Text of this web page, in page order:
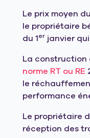
Le prix moyen
le propriétaire
du 1er janvier
La construction
norme RT ou RE
le
performance
Le propriétaire
réception des